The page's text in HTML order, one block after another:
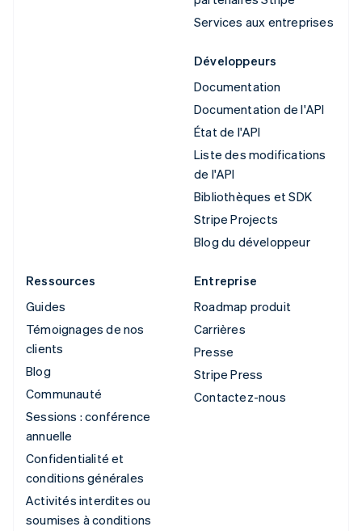
Services aux entreprises
Développeurs
Documentation
Documentation de l'API
État de l'API
Liste des modifications
de l'API
Bibliothèques et SDK
Stripe Projects
Blog du développeur
Ressources
Guides
Témoignages de nos
clients
Blog
Communauté
Sessions : conférence
annuelle
Confidentialité et
conditions générales
Activités interdites ou
soumises à conditions
Entreprise
Roadmap produit
Carrières
Presse
Stripe Press
Contactez-nous